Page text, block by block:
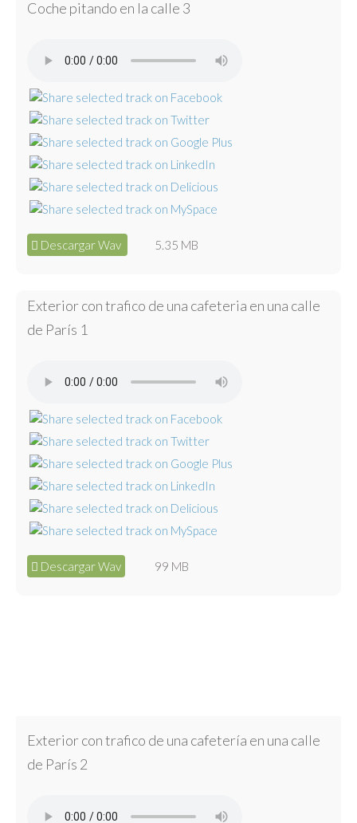
Coche pitando en la calle 3
Descargar Wav 5.35 MB
Exterior con trafico de una cafeteria en una calle
de París 1
Descargar Wav 99 MB
Exterior con trafico de una cafetería en una calle
de París 2